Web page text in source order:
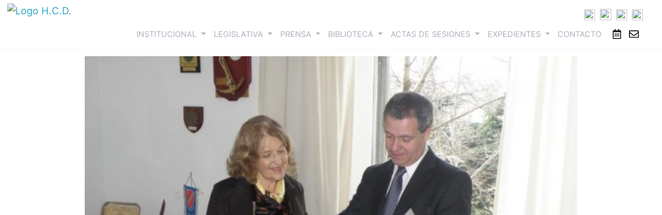
INSTITUCIONAL (current)LEGISLATIVA PRENSA BIBLIOTECA ACTAS DE SESIONES EXPEDIENTES CONTACTO